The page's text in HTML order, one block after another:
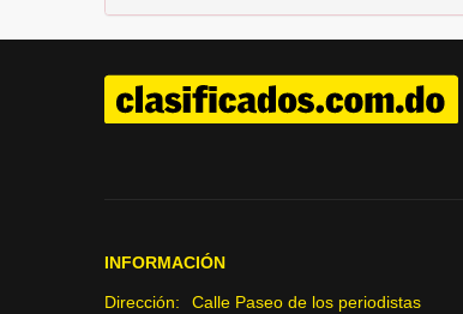
INFORMACIÓN
Dirección:
Calle Paseo de los periodistas